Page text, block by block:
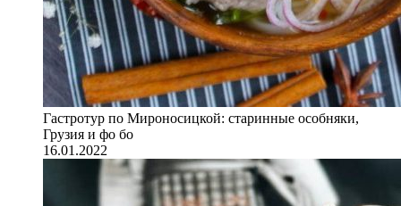
Гастротур по Мироносицкой: старинные особняки,
Грузия и фо бо
16.01.2022